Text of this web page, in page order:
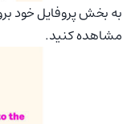
مشاهده کنید.